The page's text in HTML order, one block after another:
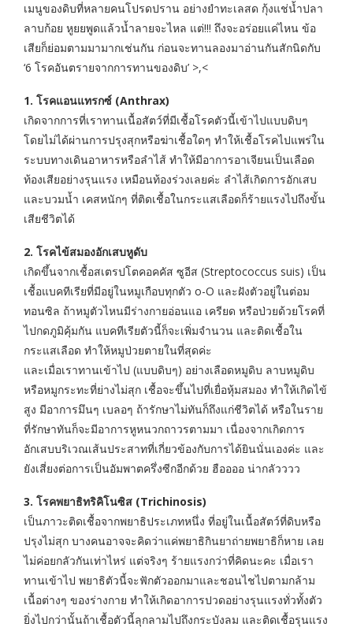
เมนูของดิบที่หลายคนโปรดปราน อย่างยำทะเลสด กุ้งแช่น้ำปลา
ลาบก้อย หูยยพูดแล้วน้ำลายจะไหล แต่!!! ถึงจะอร่อยแค่ไหน ข้อ
เสียก็ย่อมตามมามากเช่นกัน ก่อนจะทานลองมาอ่านกันสักนิดกับ
‘6 โรคอันตรายจากการทานของดิบ’ >,<
1. โรคแอนแทรกซ์ (Anthrax)
เกิดจากการที่เราทานเนื้อสัตว์ที่มีเชื้อโรคตัวนี้เข้าไปแบบดิบๆ
โดยไม่ได้ผ่านการปรุงสุกหรือฆ่าเชื้อใดๆ ทำให้เชื้อโรคไปแพร่ใน
ระบบทางเดินอาหารหรือลำไส้ ทำให้มีอาการอาเจียนเป็นเลือด
ท้องเสียอย่างรุนแรง เหมือนท้องร่วงเลยค่ะ ลำไส้เกิดการอักเสบ
และบวมน้ำ เคสหนักๆ ที่ติดเชื้อในกระแสเลือดก็ร้ายแรงไปถึงขั้น
เสียชีวิตได้
2. โรคไข้สมองอักเสบหูดับ
เกิดขึ้นจากเชื้อสเตรปโตคอคคัส ซูอีส (Streptococcus suis) เป็น
เชื้อแบคทีเรียที่มีอยู่ในหมูเกือบทุกตัว o-O และฝังตัวอยู่ในต่อม
ทอนซิล ถ้าหมูตัวไหนมีร่างกายอ่อนแอ เครียด หรือป่วยด้วยโรคที่
ไปกดภูมิคุ้มกัน แบคทีเรียตัวนี้ก็จะเพิ่มจำนวน และติดเชื้อใน
กระแสเลือด ทำให้หมูป่วยตายในที่สุดค่ะ
และเมื่อเราทานเข้าไป (แบบดิบๆ) อย่างเลือดหมูดิบ ลาบหมูดิบ
หรือหมูกระทะที่ย่างไม่สุก เชื้อจะขึ้นไปที่เยื่อหุ้มสมอง ทำให้เกิดไข้
สูง มีอาการมึนๆ เบลอๆ ถ้ารักษาไม่ทันก็ถึงแก่ชีวิตได้ หรือในราย
ที่รักษาทันก็จะมีอาการหูหนวกถาวรตามมา เนื่องจากเกิดการ
อักเสบบริเวณเส้นประสาทที่เกี่ยวข้องกับการได้ยินนั่นเองค่ะ และ
ยังเสี่ยงต่อการเป็นอัมพาตครึ่งซีกอีกด้วย ฮืออออ น่ากลัวววว
3. โรคพยาธิทริคิโนซิส (Trichinosis)
เป็นภาวะติดเชื้อจากพยาธิประเภทหนึ่ง ที่อยู่ในเนื้อสัตว์ที่ดิบหรือ
ปรุงไม่สุก บางคนอาจจะคิดว่าแค่พยาธิกินยาถ่ายพยาธิก็หาย เลย
ไม่ค่อยกลัวกันเท่าไหร่ แต่จริงๆ ร้ายแรงกว่าที่คิดนะคะ เมื่อเรา
ทานเข้าไป พยาธิตัวนี้จะฟักตัวออกมาและชอนไชไปตามกล้าม
เนื้อต่างๆ ของร่างกาย ทำให้เกิดอาการปวดอย่างรุนแรงทั่วทั้งตัว
ยิ่งไปกว่านั้นถ้าเชื้อตัวนี้ลุกลามไปถึงกระบังลม และติดเชื้อรุนแรง